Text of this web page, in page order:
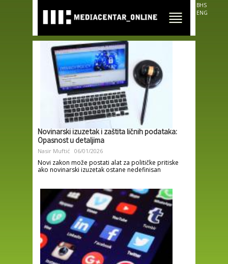
main
content
BHS
ENG
Novinarski izuzetak i zaštita ličnih podataka:
Opasnost u detaljima
Nasir Muftić 06/01/2026
Novi zakon može postati alat za političke pritiske
ako novinarski izuzetak ostane nedefinisan